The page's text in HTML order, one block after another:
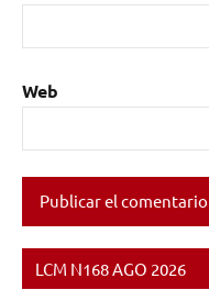
Web
LCM N168 AGO 2026